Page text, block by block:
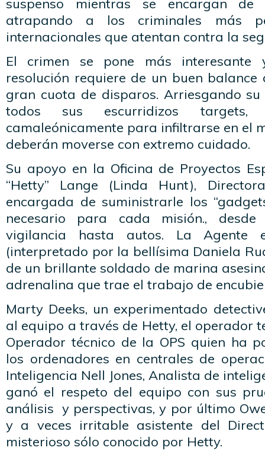
suspenso mientras se encargan
atrapando a los criminales más
internacionales que atentan contra la
El crimen se pone más interesante
resolución requiere de un buen
gran cuota de disparos. Arriesgando
todos sus escurridizos targets,
camaleónicamente para infiltrarse en el
deberán moverse con extremo cuidado.
Su apoyo en la Oficina de Proyectos
“Hetty” Lange (Linda Hunt),
encargada de suministrarle los
necesario para cada misión.,
vigilancia hasta autos. La Agente
(interpretado por la bellísima Daniela
de un brillante soldado de marina
adrenalina que trae el trabajo de
Marty Deeks, un experimentado
al equipo a través de Hetty, el operador
Operador técnico de la OPS quien ha
los ordenadores en centrales de
Inteligencia Nell Jones, Analista de
ganó el respeto del equipo con sus
análisis y perspectivas, y por último
y a veces irritable asistente del
misterioso sólo conocido por Hetty.